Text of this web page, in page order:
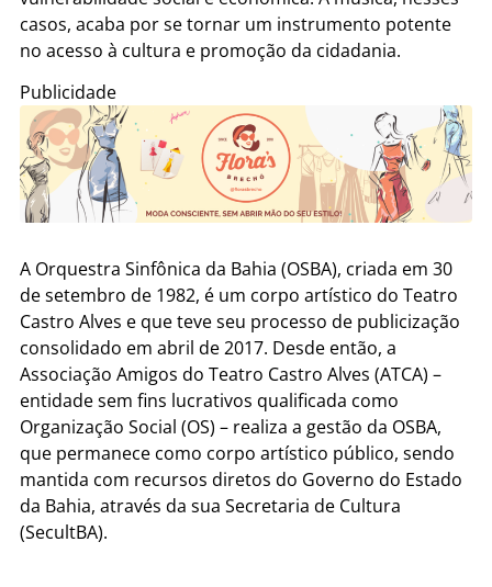
casos, acaba por se tornar um instrumento potente
no acesso à cultura e promoção da cidadania.
Publicidade
A Orquestra Sinfônica da Bahia (OSBA), criada em 30
de setembro de 1982, é um corpo artístico do Teatro
Castro Alves e que teve seu processo de publicização
consolidado em abril de 2017. Desde então, a
Associação Amigos do Teatro Castro Alves (ATCA) –
entidade sem fins lucrativos qualificada como
Organização Social (OS) – realiza a gestão da OSBA,
que permanece como corpo artístico público, sendo
mantida com recursos diretos do Governo do Estado
da Bahia, através da sua Secretaria de Cultura
(SecultBA).